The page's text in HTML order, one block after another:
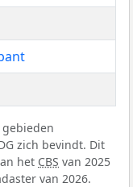
zich bevindt. Dit
het CBS van 2025
van 2026.